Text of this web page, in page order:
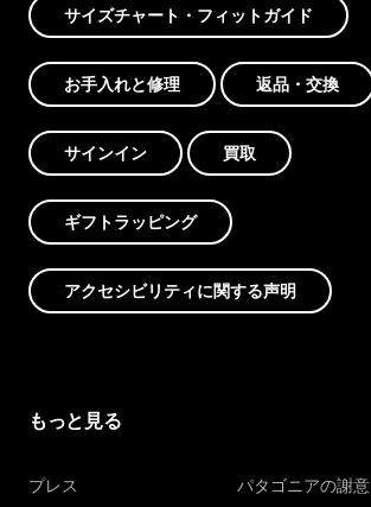
サイズチャート・フィットガイド
お手入れと修理 返品・交換
サインイン 買取
ギフトラッピング
アクセシビリティに関する声明
もっと見る
プレス パタゴニアの謝意